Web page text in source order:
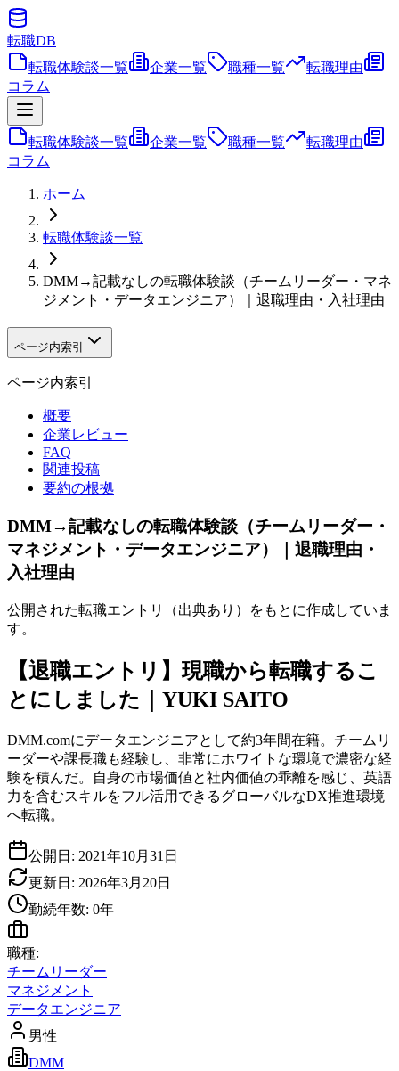
転職DB
転職体験談一覧
企業一覧 職種一覧
転職理由
コラム
転職体験談一覧 企業一覧 職種一覧
転職理由
コラム
ホーム
転職体験談一覧
DMM→記載なしの転職体験談（チームリーダー・マネ
ジメント・データエンジニア）｜退職理由・入社理由
ページ内索引
ページ内索引
概要
企業レビュー
FAQ
関連投稿
要約の根拠
DMM→記載なしの転職体験談（チームリーダー・
マネジメント・データエンジニア）｜退職理由・
入社理由
公開された転職エントリ（出典あり）をもとに作成していま
す。
【退職エントリ】現職から転職するこ
とにしました｜YUKI SAITO
DMM.comにデータエンジニアとして約3年間在籍。チームリ
ーダーや課長職も経験し、非常にホワイトな環境で濃密な経
験を積んだ。自身の市場価値と社内価値の乖離を感じ、英語
力を含むスキルをフル活用できるグローバルなDX推進環境
へ転職。
公開日: 2021年10月31日
更新日: 2026年3月20日
勤続年数: 0年
職種:
チームリーダー
マネジメント
データエンジニア
男性
DMM